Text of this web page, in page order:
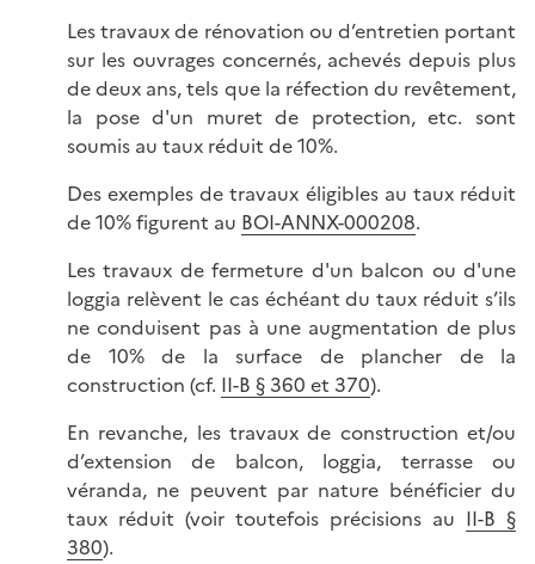
Les travaux de rénovation ou d’entretien portant
sur les ouvrages concernés, achevés depuis plus
de deux ans, tels que la réfection du revêtement,
la pose d'un muret de protection, etc. sont
soumis au taux réduit de 10%.
Des exemples de travaux éligibles au taux réduit
de 10% figurent au BOI-ANNX-000208.
Les travaux de fermeture d'un balcon ou d'une
loggia relèvent le cas échéant du taux réduit s’ils
ne conduisent pas à une augmentation de plus
de 10% de la surface de plancher de la
construction (cf. II-B § 360 et 370).
En revanche, les travaux de construction et/ou
d’extension de balcon, loggia, terrasse ou
véranda, ne peuvent par nature bénéficier du
taux réduit (voir toutefois précisions au II-B §
380).